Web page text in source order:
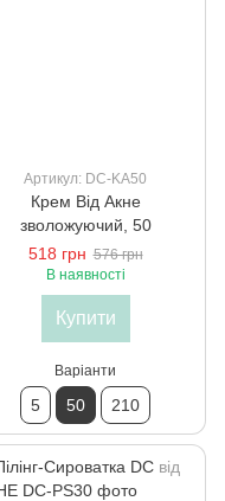
Артикул: DC-KA50
Крем Від Акне
зволожуючий, 50
518 грн 576 грн
В наявності
Купити
Варіанти
5 50 210